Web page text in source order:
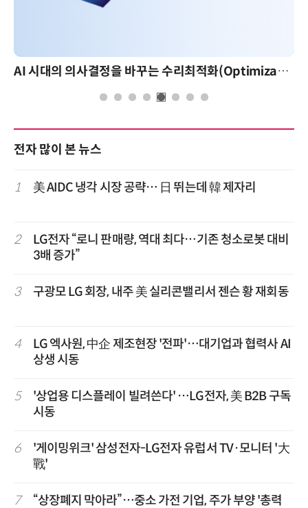
AI 시대의 의사결정을 바꾸는 수리최적화(Optimization): 실제 산업 적용 사례와 활용 전략
전자 많이 본 뉴스
1 美 AIDC 냉각 시장 공략… 日 뛰는데 韓 제자리
2
LG전자 “로니 판매량, 역대 최다…기존 청소로봇 대비
3배 증가”
3 구광모 LG 회장, 내주 美 실리콘밸리서 젠슨 황 재회동
4
LG 엑사원, 中企 제조현장 '전파'…대기업과 협력사 AI
상생 시동
5
'상업용 디스플레이 빌려쓴다' …LG전자, 美 B2B 구독
시동
6
'게이밍위크' 삼성전자-LG전자 유럽서 TV·모니터 '大
戰'
7
“상장폐지 막아라”…중소 가전 기업, 주가 부양 '총력